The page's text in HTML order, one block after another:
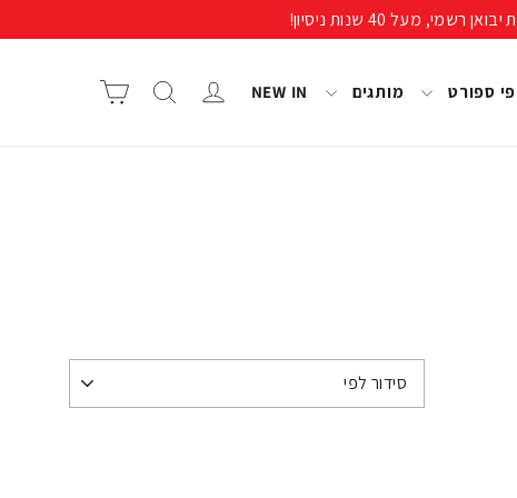
ספורט מותגים NEW IN התחבר/י חיפוש